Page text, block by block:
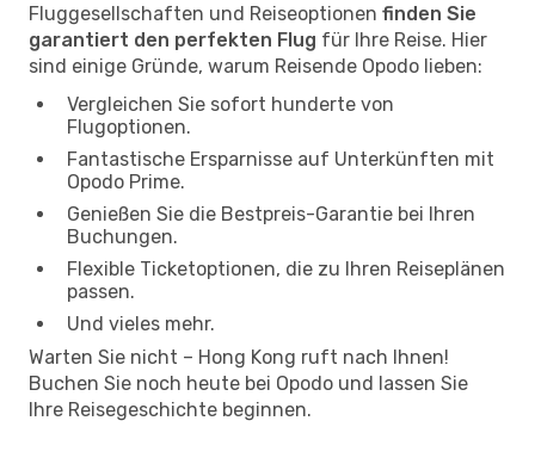
Fluggesellschaften und Reiseoptionen finden Sie
garantiert den perfekten Flug für Ihre Reise. Hier
sind einige Gründe, warum Reisende Opodo lieben:
Vergleichen Sie sofort hunderte von
Flugoptionen.
Fantastische Ersparnisse auf Unterkünften mit
Opodo Prime.
Genießen Sie die Bestpreis-Garantie bei Ihren
Buchungen.
Flexible Ticketoptionen, die zu Ihren Reiseplänen
passen.
Und vieles mehr.
Warten Sie nicht – Hong Kong ruft nach Ihnen!
Buchen Sie noch heute bei Opodo und lassen Sie
Ihre Reisegeschichte beginnen.